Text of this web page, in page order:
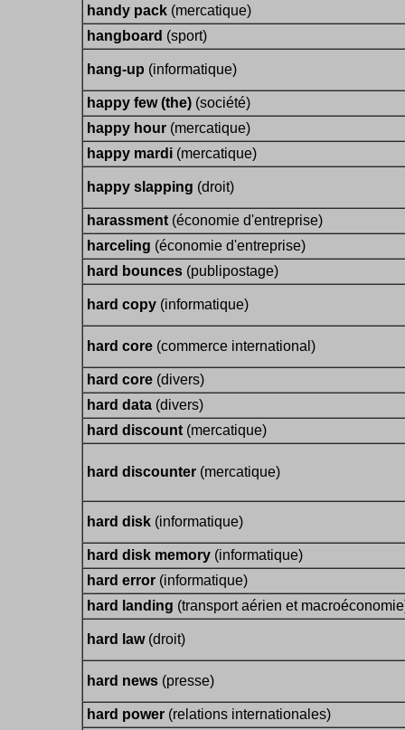
handy pack (mercatique)
hangboard (sport)
hang-up (informatique)
happy few (the) (société)
happy hour (mercatique)
happy mardi (mercatique)
happy slapping (droit)
harassment (économie d'entreprise)
harceling (économie d'entreprise)
hard bounces (publipostage)
hard copy (informatique)
hard core (commerce international)
hard core (divers)
hard data (divers)
hard discount (mercatique)
hard discounter (mercatique)
hard disk (informatique)
hard disk memory (informatique)
hard error (informatique)
hard landing (transport aérien et
hard law(droit)
hard news (presse)
hard power (relations internationales)